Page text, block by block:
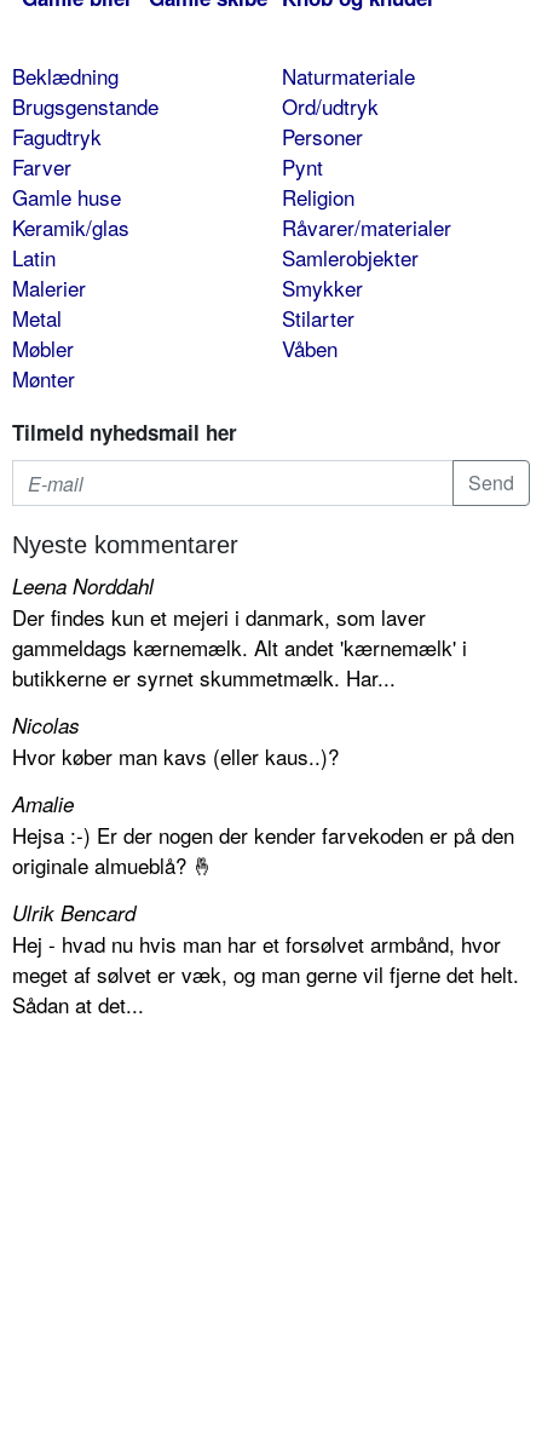
Beklædning
Brugsgenstande
Fagudtryk
Farver
Gamle huse
Keramik/glas
Latin
Malerier
Metal
Møbler
Mønter
Naturmateriale
Ord/udtryk
Personer
Pynt
Religion
Råvarer/materialer
Samlerobjekter
Smykker
Stilarter
Våben
Tilmeld nyhedsmail her
Nyeste kommentarer
Leena Norddahl
Der findes kun et mejeri i danmark, som laver
gammeldags kærnemælk. Alt andet 'kærnemælk' i
butikkerne er syrnet skummetmælk. Har...
Nicolas
Hvor køber man kavs (eller kaus..)?
Amalie
Hejsa :-) Er der nogen der kender farvekoden er på den
originale almueblå? 🤞
Ulrik Bencard
Hej - hvad nu hvis man har et forsølvet armbånd, hvor
meget af sølvet er væk, og man gerne vil fjerne det helt.
Sådan at det...